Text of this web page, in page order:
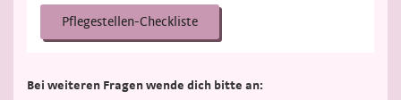
Pflegestellen-Checkliste
Bei weiteren Fragen wende dich bitte an: